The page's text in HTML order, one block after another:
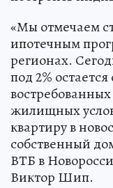
«Мы отмечаем
ипотечным
регионах.
под 2%
жилищных
квартиру в
собственный
ВТБ в
Виктор Шип.